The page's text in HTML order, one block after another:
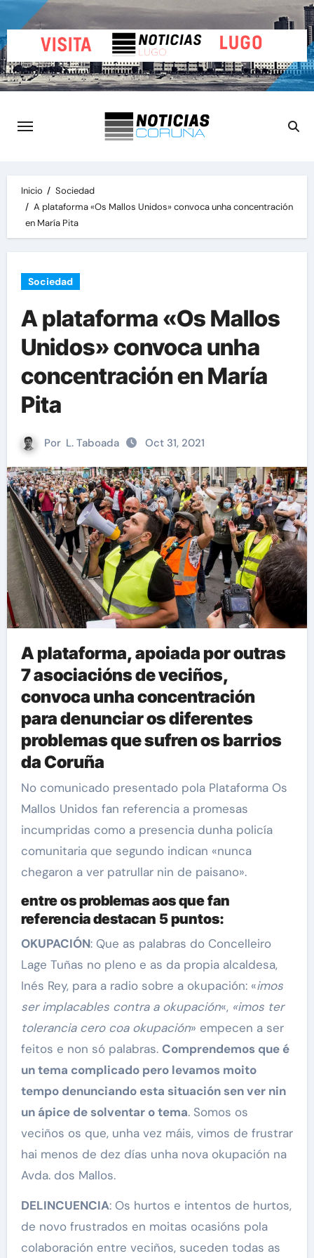
al
contenido
Inicio
Sociedad
A plataforma «Os Mallos Unidos» convoca unha concentración
en María Pita
Sociedad
A plataforma «Os Mallos
Unidos» convoca unha
concentración en María
Pita
Por L. Taboada Oct 31, 2021
A plataforma, apoiada por outras
7 asociacións de veciños,
convoca unha concentración
para denunciar os diferentes
problemas que sufren os barrios
da Coruña
No comunicado presentado pola Plataforma Os
Mallos Unidos fan referencia a promesas
incumpridas como a presencia dunha policía
comunitaria que segundo indican «nunca
chegaron a ver patrullar nin de paisano».
entre os problemas aos que fan
referencia destacan 5 puntos:
OKUPACIÓN: Que as palabras do Concelleiro
Lage Tuñas no pleno e as da propia alcaldesa,
Inés Rey, para a radio sobre a okupación: «imos
ser implacables contra a okupación«, «imos ter
tolerancia cero coa okupación» empecen a ser
feitos e non só palabras. Comprendemos que é
un tema complicado pero levamos moito
tempo denunciando esta situación sen ver nin
un ápice de solventar o tema. Somos os
veciños os que, unha vez máis, vimos de frustrar
hai menos de dez días unha nova okupación na
Avda. dos Mallos.
DELINCUENCIA: Os hurtos e intentos de hurtos,
de novo frustrados en moitas ocasións pola
colaboración entre veciños, suceden todas as